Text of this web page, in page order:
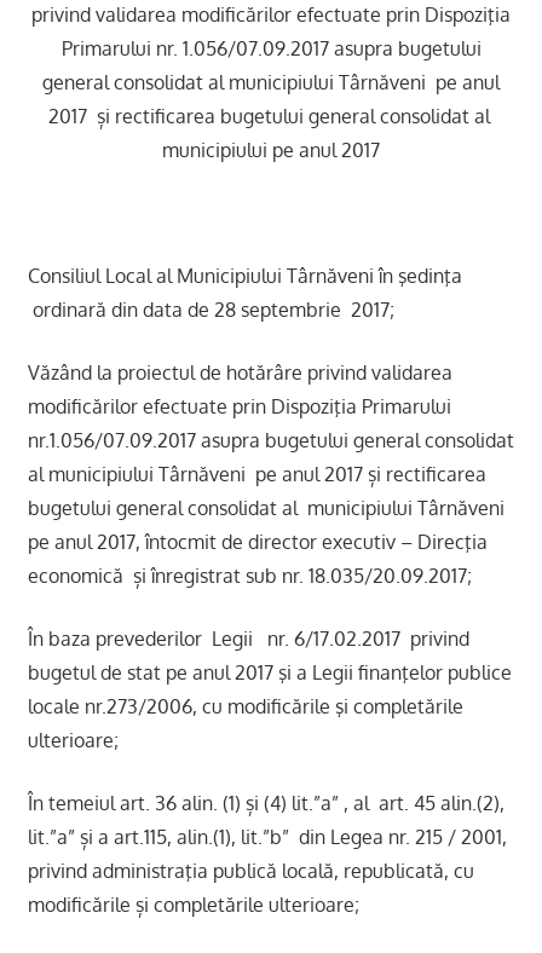
privind validarea modificărilor efectuate prin Dispoziţia
Primarului nr. 1.056/07.09.2017 asupra bugetului
general consolidat al municipiului Târnăveni pe anul
2017 și rectificarea bugetului general consolidat al
municipiului pe anul 2017
Consiliul Local al Municipiului Târnăveni în şedinţa
ordinară din data de 28 septembrie 2017;
Văzând la proiectul de hotărâre privind validarea
modificărilor efectuate prin Dispoziţia Primarului
nr.1.056/07.09.2017 asupra bugetului general consolidat
al municipiului Târnăveni pe anul 2017 și rectificarea
bugetului general consolidat al municipiului Târnăveni
pe anul 2017, întocmit de director executiv – Direcţia
economică și înregistrat sub nr. 18.035/20.09.2017;
În baza prevederilor Legii nr. 6/17.02.2017 privind
bugetul de stat pe anul 2017 şi a Legii finanţelor publice
locale nr.273/2006, cu modificările şi completările
ulterioare;
În temeiul art. 36 alin. (1) și (4) lit.”a” , al art. 45 alin.(2),
lit.”a” și a art.115, alin.(1), lit.”b” din Legea nr. 215 / 2001,
privind administraţia publică locală, republicată, cu
modificările și completările ulterioare;